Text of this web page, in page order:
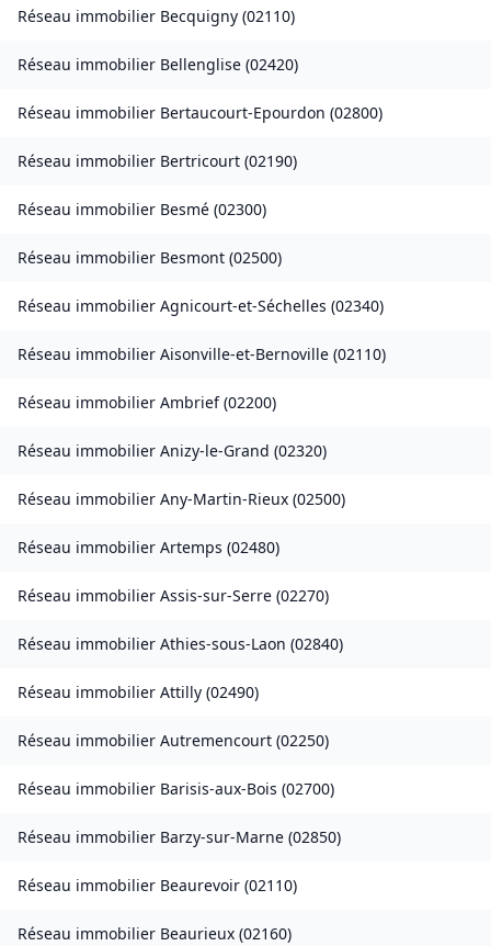
Réseau immobilier Becquigny (02110)
Réseau immobilier Bellenglise (02420)
Réseau immobilier Bertaucourt-Epourdon (02800)
Réseau immobilier Bertricourt (02190)
Réseau immobilier Besmé (02300)
Réseau immobilier Besmont (02500)
Réseau immobilier Agnicourt-et-Séchelles (02340)
Réseau immobilier Aisonville-et-Bernoville (02110)
Réseau immobilier Ambrief(02200)
Réseau immobilier Anizy-le-Grand (02320)
Réseau immobilier Any-Martin-Rieux (02500)
Réseau immobilier Artemps (02480)
Réseau immobilier Assis-sur-Serre (02270)
Réseau immobilier Athies-sous-Laon (02840)
Réseau immobilier Attilly (02490)
Réseau immobilier Autremencourt (02250)
Réseau immobilier Barisis-aux-Bois (02700)
Réseau immobilier Barzy-sur-Marne (02850)
Réseau immobilier Beaurevoir (02110)
Réseau immobilier Beaurieux (02160)